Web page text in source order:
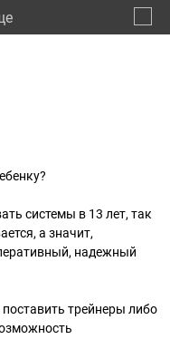
системы в 13 лет, так
а значит,
надежный
трейнеры либо